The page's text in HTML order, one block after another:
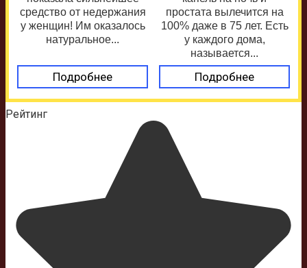
средство от недержания
у женщин! Им оказалось
натуральное...
Подробнее
простата вылечится на
100% даже в 75 лет. Есть
у каждого дома,
называется...
Подробнее
Рейтинг